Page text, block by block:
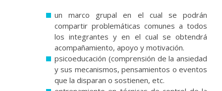
un marco grupal en el cual se podrán
compartir problemáticas comunes a todos
los integrantes y en el cual se obtendrá
acompañamiento, apoyo y motivación.
psicoeducación (comprensión de la ansiedad
y sus mecanismos, pensamientos o eventos
que la disparan o sostienen, etc.